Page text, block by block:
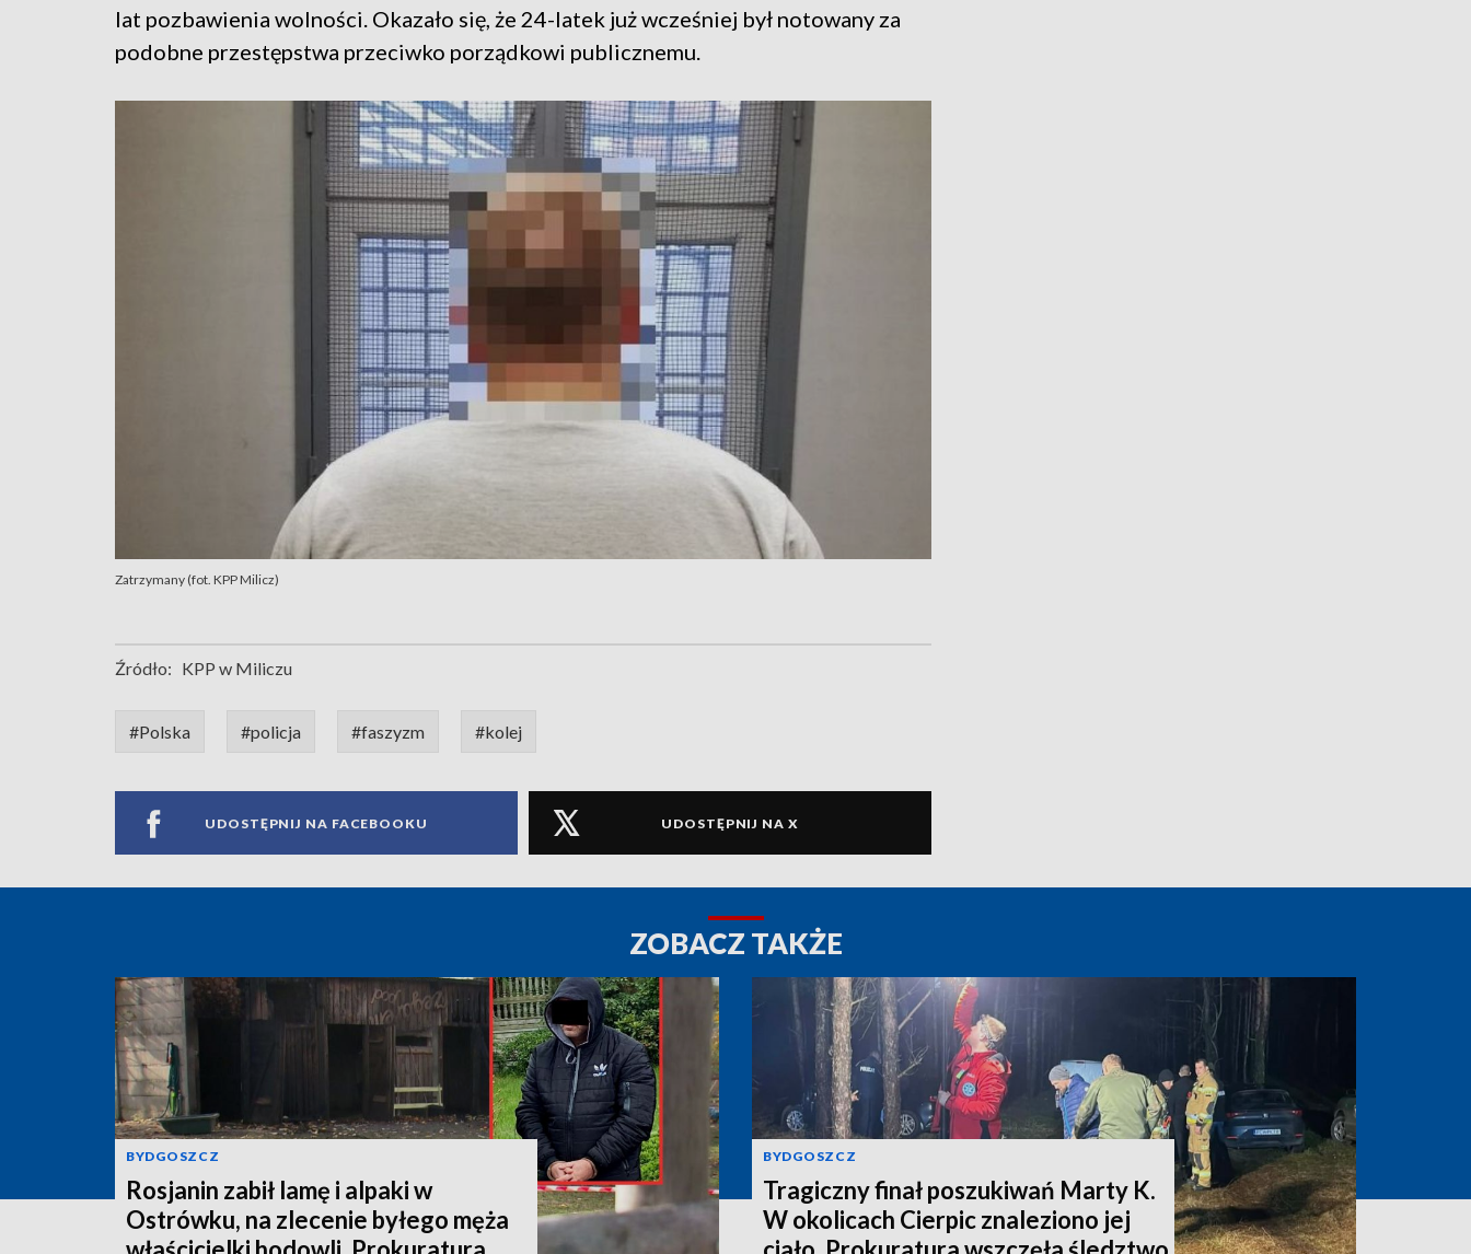
lat pozbawienia wolności. Okazało się, że 24-latek już wcześniej był notowany za
podobne przestępstwa przeciwko porządkowi publicznemu.
Zatrzymany (fot. KPP Milicz)
Źródło: KPP w Miliczu
#Polska #policja #faszyzm #kolej
UDOSTĘPNIJ NA FACEBOOKU UDOSTĘPNIJ NA X
ZOBACZ TAKŻE
BYDGOSZCZ
Rosjanin zabił lamę i alpaki w
Ostrówku, na zlecenie byłego męża
BYDGOSZCZ
Tragiczny finał poszukiwań Marty K.
W okolicach Cierpic znaleziono jej